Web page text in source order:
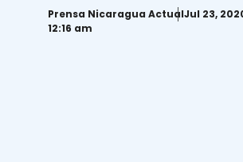
11 años de cárcel
Prensa Nicaragua ActualJul 23,
12:16 am